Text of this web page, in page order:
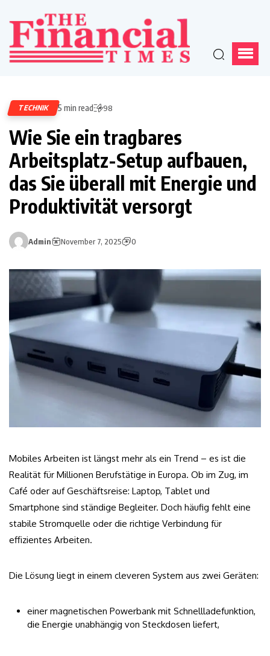
TECHNIK 5 min read 98
Wie Sie ein tragbares
Arbeitsplatz-Setup aufbauen,
das Sie überall mit Energie und
Produktivität versorgt
Admin November 7, 2025 0
Mobiles Arbeiten ist längst mehr als ein Trend – es ist die
Realität für Millionen Berufstätige in Europa. Ob im Zug, im
Café oder auf Geschäftsreise: Laptop, Tablet und
Smartphone sind ständige Begleiter. Doch häufig fehlt eine
stabile Stromquelle oder die richtige Verbindung für
effizientes Arbeiten.
Die Lösung liegt in einem cleveren System aus zwei Geräten:
einer magnetischen Powerbank mit Schnellladefunktion,
die Energie unabhängig von Steckdosen liefert,